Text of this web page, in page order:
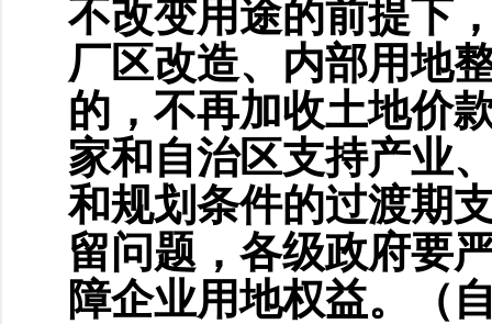
不改变用途的前提下
厂区改造、内部用地
的，不再加收土地价
家和自治区支持产业
和规划条件的过渡期
留问题，各级政府要
障企业用地权益。（